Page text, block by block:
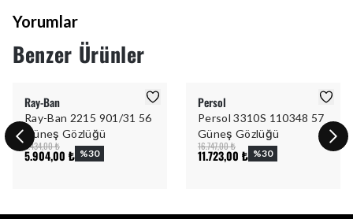
Yorumlar
Benzer Ürünler
Ray-Ban
Ray-Ban 2215 901/31 56
Güneş Gözlüğü
8.434,00 ₺
5.904,00 ₺ %30
Persol
Persol 3310S 110348 57
Güneş Gözlüğü
16.747,00 ₺
11.723,00 ₺ %30